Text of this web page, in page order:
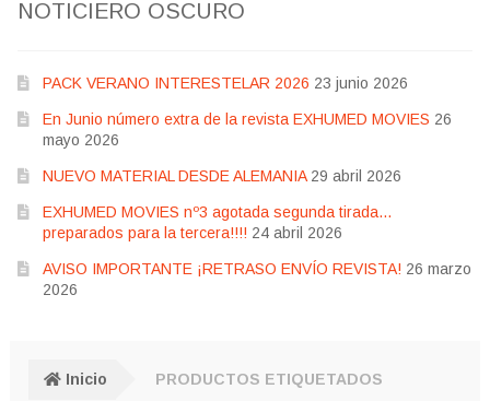
NOTICIERO OSCURO
PACK VERANO INTERESTELAR 2026 23 junio 2026
En Junio número extra de la revista EXHUMED MOVIES 26
mayo 2026
NUEVO MATERIAL DESDE ALEMANIA 29 abril 2026
EXHUMED MOVIES nº3 agotada segunda tirada…
preparados para la tercera!!!! 24 abril 2026
AVISO IMPORTANTE ¡RETRASO ENVÍO REVISTA! 26 marzo
2026
Inicio
PRODUCTOS ETIQUETADOS